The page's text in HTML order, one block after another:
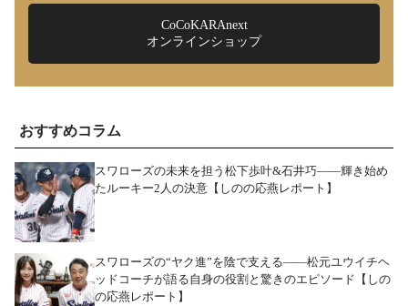
CoCoKARAnext
オンラインショップ
おすすめコラム
スワローズの未来を担う松下歩叶&石井巧――輝き始め
たルーキー2人の決意【しのの応燕レポート】
スワローズの“ヤク進”を陰で支える――松元ユウイチヘ
ッドコーチが語る自身の役割と驚きのエピソード【しの
の応燕レポート】